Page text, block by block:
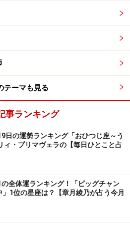
テーマも見る
事ランキング
日の運勢ランキング「おひつじ座～う
ィ・プリマヴェラの【毎日ひとこと占
全体運ランキング！「ビッグチャン
」1位の星座は？【章月綾乃が占う今月